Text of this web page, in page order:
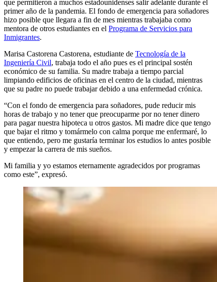
que permitieron a muchos estadounidenses salir adelante durante el
primer año de la pandemia. El fondo de emergencia para soñadores
hizo posible que llegara a fin de mes mientras trabajaba como
mentora de otros estudiantes en el Programa de Servicios para
Inmigrantes.
Marisa Castorena Castorena, estudiante de Tecnología de la
Ingeniería Civil, trabaja todo el año pues es el principal sostén
económico de su familia. Su madre trabaja a tiempo parcial
limpiando edificios de oficinas en el centro de la ciudad, mientras
que su padre no puede trabajar debido a una enfermedad crónica.
“Con el fondo de emergencia para soñadores, pude reducir mis
horas de trabajo y no tener que preocuparme por no tener dinero
para pagar nuestra hipoteca u otros gastos. Mi madre dice que tengo
que bajar el ritmo y tomármelo con calma porque me enfermaré, lo
que entiendo, pero me gustaría terminar los estudios lo antes posible
y empezar la carrera de mis sueños.
Mi familia y yo estamos eternamente agradecidos por programas
como este”, expresó.